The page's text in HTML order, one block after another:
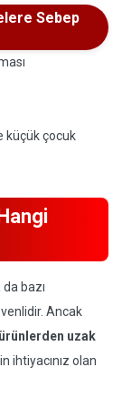
Sebep
küçük çocuk
bazı
Ancak
ürünlerden uzak
ihtiyacınız olan